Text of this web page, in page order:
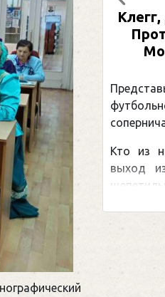
Клегг, Д. Месси
Противостояние
Москва, 2024. —
Представьте себе
футбольном поле, где
соперничают лицом к лицу.
Кто из них победит? Кто
выход из сложной
щепетильной в жизни? Кто